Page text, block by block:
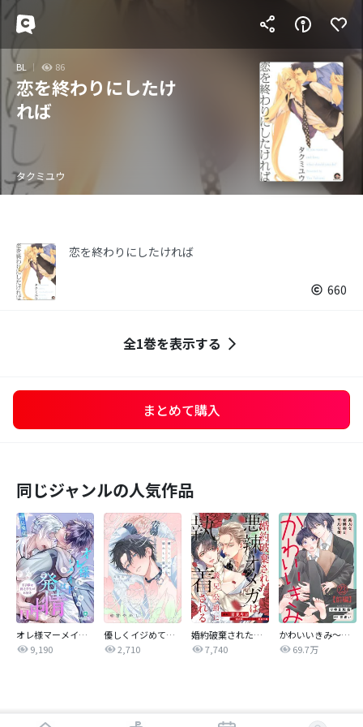
BL 86
恋を終わりにしたけ
れば
タクミユウ
恋を終わりにしたければ
660
全1巻を表示する
まとめて購入
同じジャンルの人気作品
オレ様マーメイドは発情中～王子様は貧乏学生がお好き～
9,190
優しくイジめて溶かして混ぜて
2,710
婚約破棄された悪辣オメガは義兄公爵に執着される 【連載版】
7,740
かわいいきみ～美人な幼馴染と平凡な僕～
69.7万